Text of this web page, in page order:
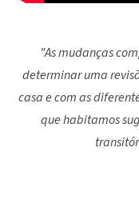
"As mudanças
determinar uma
casa e com as
que habitamos